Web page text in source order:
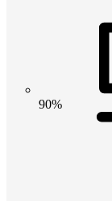
90%